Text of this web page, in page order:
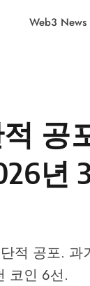
Web3 News
공
년
적 공포. 과
코인 6선.